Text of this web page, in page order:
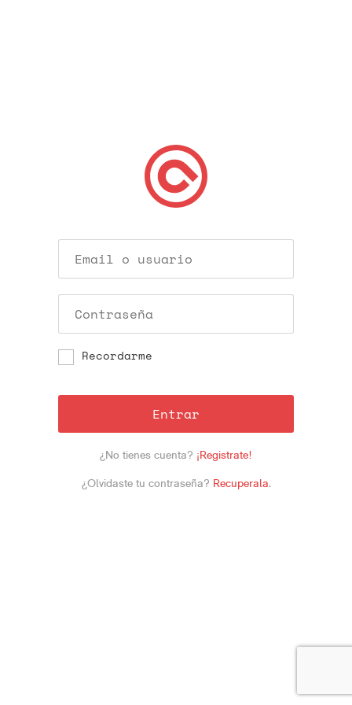
Recordarme
Entrar
¿No tienes cuenta? ¡Registrate!
¿Olvidaste tu contraseña? Recuperala.